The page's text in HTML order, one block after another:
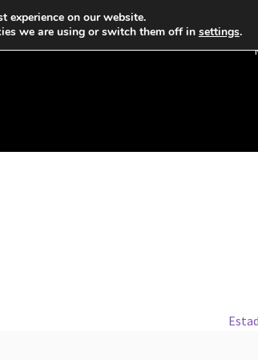
experience on our website.
we are using or switch them off in settings.